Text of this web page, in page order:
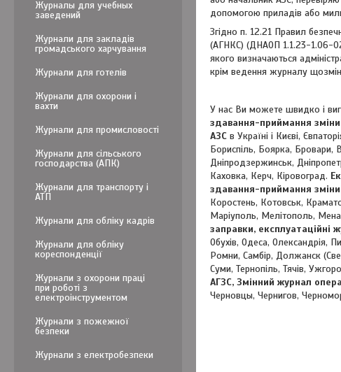
допомогою приладів або
Згідно п. 12.21 Правил
(АГНКС) (ДНАОП 1.1.23-1.06-
якого визначаються
крім ведення журналу
У нас Ви можете швидко і
здавання-приймання
АЗС в Україні і Києві,
Бориспіль, Боярка, Бровари,
Дніпродзержинськ,
Каховка, Керч, Кіровоград.
здавання-приймання
Коростень, Котовськ,
Маріуполь, Мелітополь,
заправки, експлуатаційні
Обухів, Одеса, Олександрія,
Ромни, Самбір, Должанск
Суми, Тернопіль, Тячів,
АГЗС, Змінний журнал
Черновцы, Чернигов,
Журналы для учебных
заведений
Журнали для закладів
громадського харчування
Журнали для готелів
Журнали для охорони і
вахти
Журнали для промисловості
Журнали для сільського
господарства (АПК)
Журнали для транспорту і
АТП
Журнали для обліку кадрів
Журнали для обліку
кореспонденції
Журнали з охорони праці
при роботі з
електроінструментом
Журнали з пожежної
безпеки
Журнали з електробезпеки